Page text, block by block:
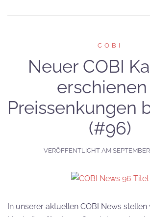
COBI
Neuer COBI
erschienen
Preissenkungen
(#96)
VERÖFFENTLICHT AM
In unserer aktuellen COBI News stellen